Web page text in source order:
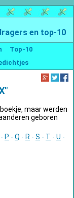
en top-10
Top-10
maar werden
geboren
- P - Q - R - S - T - U -